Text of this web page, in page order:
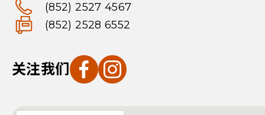
(852) 2527 4567
(852) 2528 6552
关注我们